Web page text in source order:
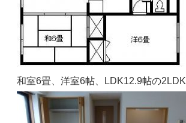
和室6畳、洋室6帖、LDK12.9帖の2LDK